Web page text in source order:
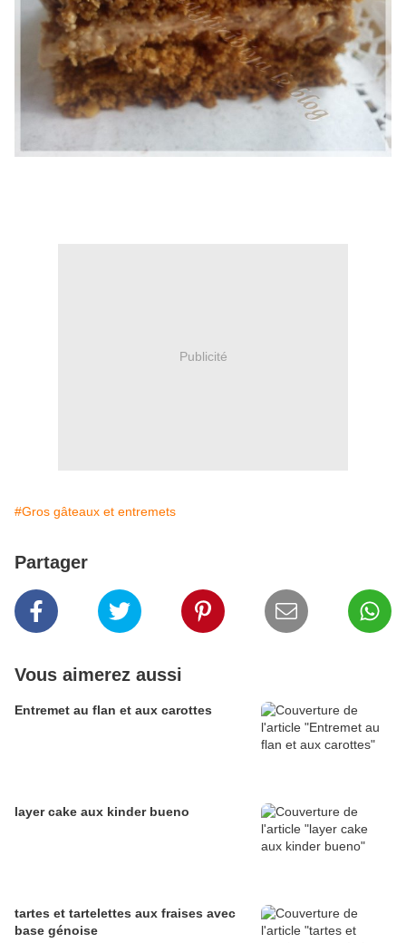
Publicité
#Gros gâteaux et entremets
Partager
Vous aimerez aussi
Entremet au flan et aux carottes
layer cake aux kinder bueno
tartes et tartelettes aux fraises avec
base génoise